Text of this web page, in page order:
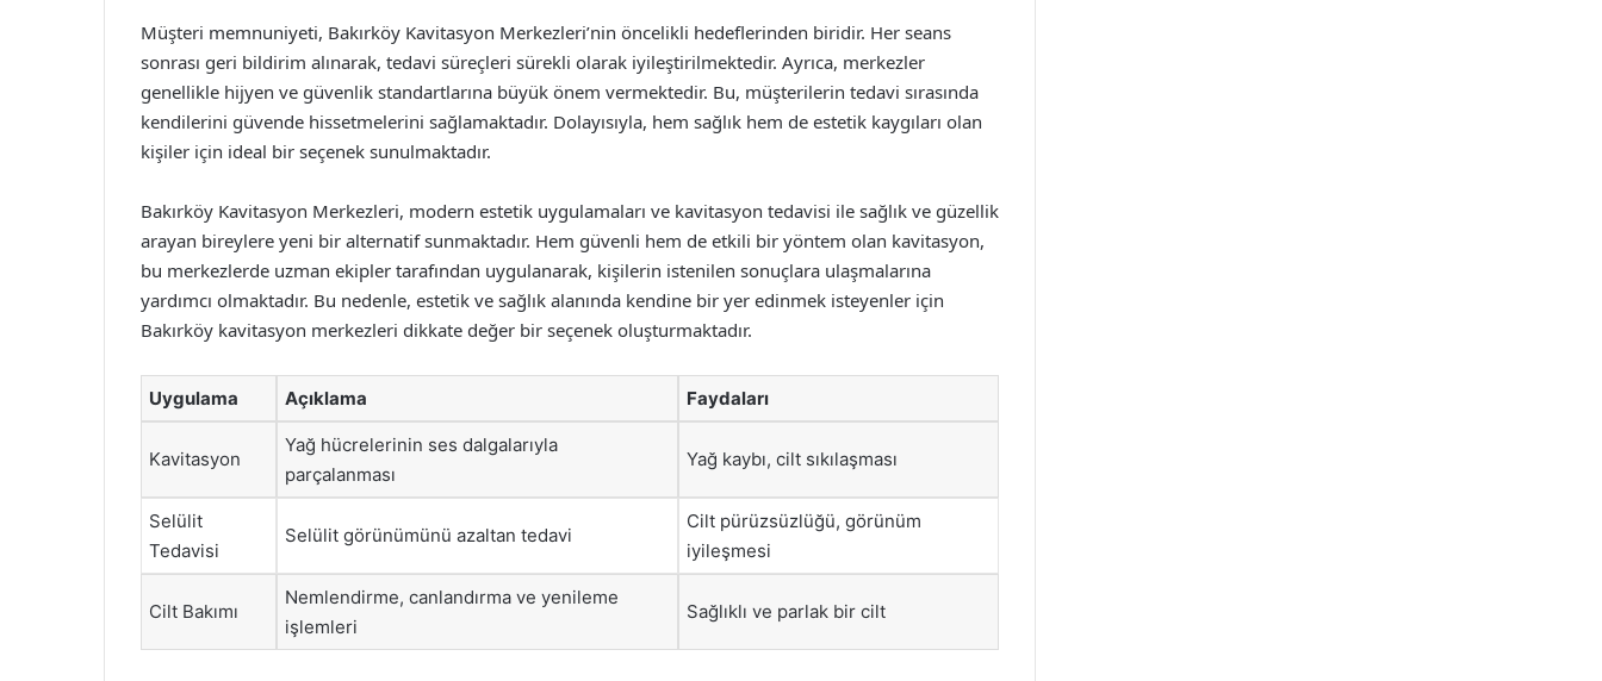
Müşteri memnuniyeti, Bakırköy Kavitasyon Merkezleri’nin öncelikli hedeflerinden biridir. Her seans
sonrası geri bildirim alınarak, tedavi süreçleri sürekli olarak iyileştirilmektedir. Ayrıca, merkezler
genellikle hijyen ve güvenlik standartlarına büyük önem vermektedir. Bu, müşterilerin tedavi sırasında
kendilerini güvende hissetmelerini sağlamaktadır. Dolayısıyla, hem sağlık hem de estetik kaygıları olan
kişiler için ideal bir seçenek sunulmaktadır.
Bakırköy Kavitasyon Merkezleri, modern estetik uygulamaları ve kavitasyon tedavisi ile sağlık ve güzellik
arayan bireylere yeni bir alternatif sunmaktadır. Hem güvenli hem de etkili bir yöntem olan kavitasyon,
bu merkezlerde uzman ekipler tarafından uygulanarak, kişilerin istenilen sonuçlara ulaşmalarına
yardımcı olmaktadır. Bu nedenle, estetik ve sağlık alanında kendine bir yer edinmek isteyenler için
Bakırköy kavitasyon merkezleri dikkate değer bir seçenek oluşturmaktadır.
Uygulama Açıklama Faydaları
Kavitasyon
Yağ hücrelerinin ses dalgalarıyla
parçalanması
Yağ kaybı, cilt sıkılaşması
Selülit
Tedavisi
Selülit görünümünü azaltan tedavi
Cilt pürüzsüzlüğü, görünüm
iyileşmesi
Cilt Bakımı
Nemlendirme, canlandırma ve yenileme
işlemleri
Sağlıklı ve parlak bir cilt